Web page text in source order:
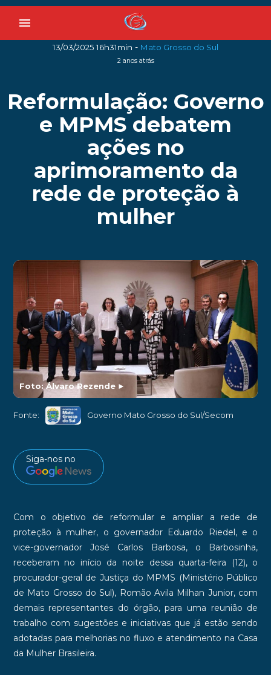
menu
13/03/2025 16h31min - Mato Grosso do Sul
2 anos atrás
Reformulação: Governo
e MPMS debatem
ações no
aprimoramento da
rede de proteção à
mulher
Foto: Álvaro Rezende►
Fonte: Governo Mato Grosso do Sul/Secom
Siga-nos no
Com o objetivo de reformular e ampliar a rede de
proteção à mulher, o governador Eduardo Riedel, e o
vice-governador José Carlos Barbosa, o Barbosinha,
receberam no início da noite dessa quarta-feira (12), o
procurador-geral de Justiça do MPMS (Ministério Público
de Mato Grosso do Sul), Romão Avila Milhan Junior, com
demais representantes do órgão, para uma reunião de
trabalho com sugestões e iniciativas que já estão sendo
adotadas para melhorias no fluxo e atendimento na Casa
da Mulher Brasileira.